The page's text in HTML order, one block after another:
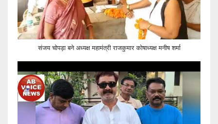
संजय चोपड़ा बने अध्यक्ष महामंत्री राजकुमार कोषाध्यक्ष मनीष शर्मा